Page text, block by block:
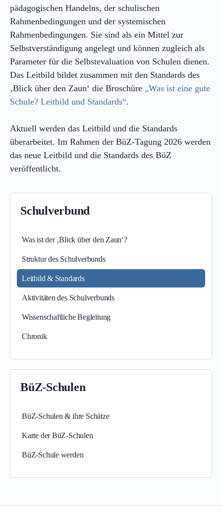
pädagogischen Handelns, der schulischen
Rahmenbedingungen und der systemischen
Rahmenbedingungen. Sie sind als ein Mittel zur
Selbstverständigung angelegt und können zugleich als
Parameter für die Selbstevaluation von Schulen dienen.
Das Leitbild bildet zusammen mit den Standards des
‚Blick über den Zaun‘ die Broschüre „Was ist eine gute
Schule? Leitbild und Standards“.
Aktuell werden das Leitbild und die Standards
überarbeitet. Im Rahmen der BüZ-Tagung 2026 werden
das neue Leitbild und die Standards des BüZ
veröffentlicht.
Schulverbund
Was ist der ‚Blick über den Zaun‘?
Struktur des Schulverbunds
Leitbild & Standards
Aktivitäten des Schulverbunds
Wissenschaftliche Begleitung
Chronik
BüZ-Schulen
BüZ-Schulen & ihre Schätze
Karte der BüZ-Schulen
BüZ-Schule werden